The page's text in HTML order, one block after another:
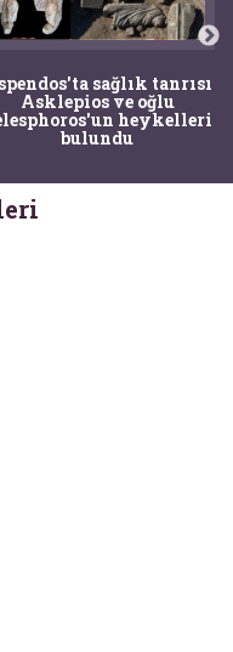
sağlık tanrısı
Asklepios ve oğlu
heykelleri
bulundu